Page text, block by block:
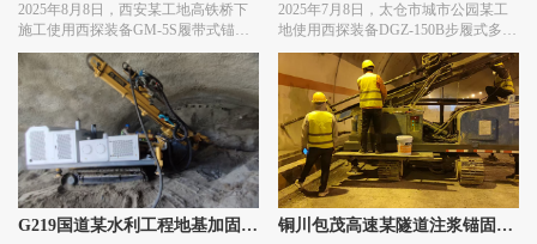
工
2025年8月8日，西安某工地高铁桥下
施工使用西探装备GM-5S履带式锚杆
钻机进行注浆锚固施工作业。
固施工
2025年7月8日，太仓市城市公园某工
地使用西探装备DGZ-150B步履式多管
旋喷钻机进行MJS工法桩地基加固施
工作业。
G219国道某水利工程地基加固施
铜川包茂高速某隧道注浆锚固施